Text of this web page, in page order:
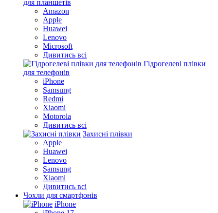
для планшетів
Amazon
Apple
Huawei
Lenovo
Microsoft
Дивитись всі
Гідрогелеві плівки
для телефонів
iPhone
Samsung
Redmi
Xiaomi
Motorola
Дивитись всі
Захисні плівки
Apple
Huawei
Lenovo
Samsung
Xiaomi
Дивитись всі
Чохли для смартфонів
iPhone